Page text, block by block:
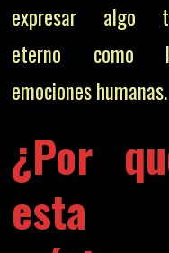
expresar algo
eterno como
emociones humanas.
¿Por
esta